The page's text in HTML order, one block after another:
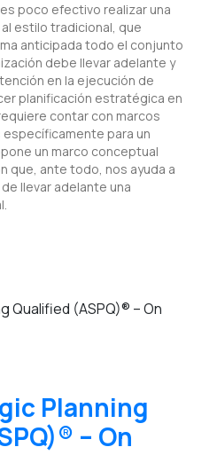
poco efectivo realizar una
estilo tradicional, que
anticipada todo el conjunto
debe llevar adelante y
en la ejecución de
planificación estratégica en
contar con marcos
para un
un marco conceptual
que, ante todo, nos ayuda a
llevar adelante una
Planning
– On